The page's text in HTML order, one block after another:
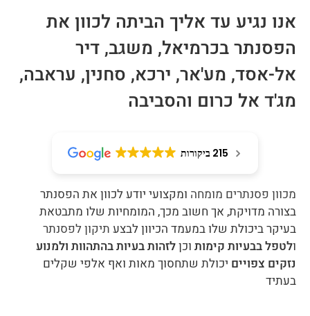
אנו נגיע עד אליך הביתה לכוון את
הפסנתר בכרמיאל, משגב, דיר
אל-אסד, מע'אר, ירכא, סחנין, עראבה,
מג'ד אל כרום והסביבה
215 ביקורות
מכוון פסנתרים מומחה ומקצועי יודע לכוון את הפסנתר
בצורה מדויקת, אך חשוב מכך, המומחיות שלו מתבטאת
בעיקר ביכולת שלו במעמד הכיוון לבצע תיקון לפסנתר
ולטפל בבעיות קימות וכןלזהות בעיות בהתהוות ולמנוע
נזקים צפויים יכולת שתחסוך מאות ואף אלפי שקלים
בעתיד